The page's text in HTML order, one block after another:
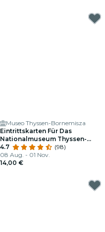
Museo Thyssen-Bornemisza
Eintrittskarten Für Das
Nationalmuseum Thyssen-
Bornemisza: Ständige Sammlung
4.7
(98)
08 Aug. - 01 Nov.
14,00 €